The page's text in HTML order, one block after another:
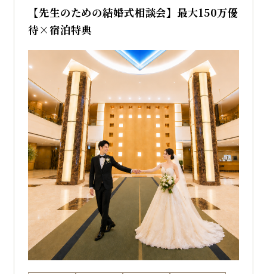
【先生のための結婚式相談会】最大150万優
待×宿泊特典